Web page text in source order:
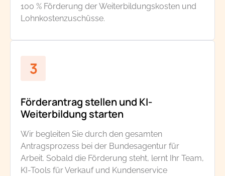
100 % Förderung der Weiterbildungskosten und
Lohnkostenzuschüsse.
Förderantrag stellen und KI-
Weiterbildung starten
Wir begleiten Sie durch den gesamten
Antragsprozess bei der Bundesagentur für
Arbeit. Sobald die Förderung steht, lernt Ihr Team,
KI-Tools für Verkauf und Kundenservice